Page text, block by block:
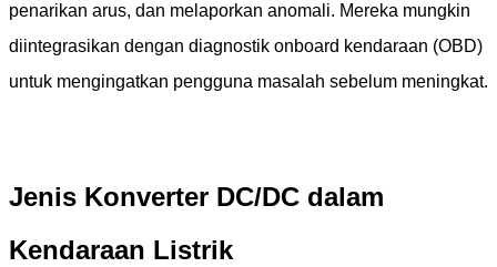
penarikan arus, dan melaporkan anomali. Mereka mungkin
diintegrasikan dengan diagnostik onboard kendaraan (OBD)
untuk mengingatkan pengguna masalah sebelum meningkat.
Jenis Konverter DC/DC dalam
Kendaraan Listrik